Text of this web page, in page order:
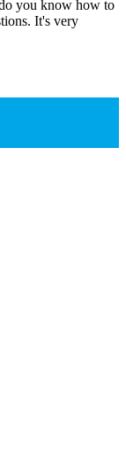
you know how to
It's very